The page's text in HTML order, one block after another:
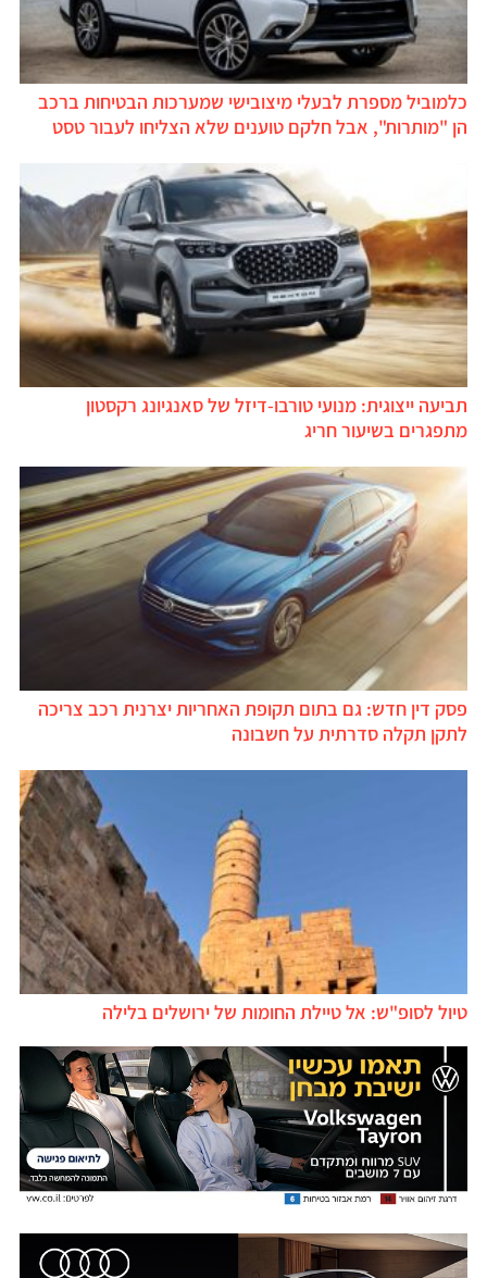
כלמוביל מספרת לבעלי מיצובישי שמערכות הבטיחות ברכב
הן "מותרות", אבל חלקם טוענים שלא הצליחו לעבור טסט
תביעה ייצוגית: מנועי טורבו-דיזל של סאנגיונג רקסטון
מתפגרים בשיעור חריג
פסק דין חדש: גם בתום תקופת האחריות יצרנית רכב צריכה
לתקן תקלה סדרתית על חשבונה
טיול לסופ"ש: אל טיילת החומות של ירושלים בלילה